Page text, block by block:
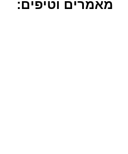
מאמרים וטיפים: